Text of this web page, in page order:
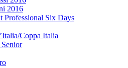
2016
Professional Six Days
Coppa Italia